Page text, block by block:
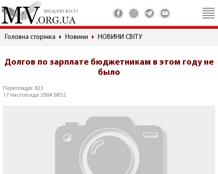
місцеві вісті
Головна сторінка Новини НОВИНИ СВІТУ
Долгов по зарплате бюджетникам в этом году не
было
Переглядів: 823
17 листопада 2004 08:52